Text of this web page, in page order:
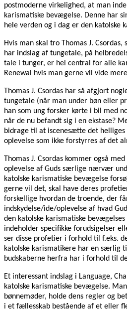
postmoderne virkelighed, at man
karismatiske bevægelse. Denne har
hele verden og i dag er den katolske
Hvis man skal tro Thomas J.
har indslag af tungetale, på
tale i tunger, er hel central for alle
Renewal hvis man gerne vil vide
Thomas J. Csordas har så afgjort
tungetale (når man under bøn eller
han som ung forsker kørte i bil med
når de nu befandt sig i en ekstase?
bidrage til at iscenesætte det
oplevelse som ikke forstyrres af det
Thomas J. Csordas kommer også
oplevelse af Guds særlige nærvær
katolske karismatiske bevægelse
gerne vil det, skal have deres
forskellige hvordan de troende, der
indskydelse/ide/oplevelse af hvad
den katolske karismatiske
indeholder specifikke forudsigelser
ser disse profetier i forhold til f.eks.
katolske karismatikere har en særlig
budskaberne herfra har i forhold til
Et interessant indslag i Language,
katolske karismatiske bevægelse.
bønnemøder, holde dens regler og
i et fællesskab bestående af et eller